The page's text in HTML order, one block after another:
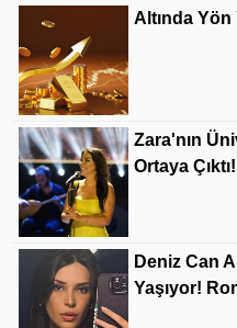
Altında Yön
Zara'nın
Ortaya
Deniz Can
Yaşıyor!